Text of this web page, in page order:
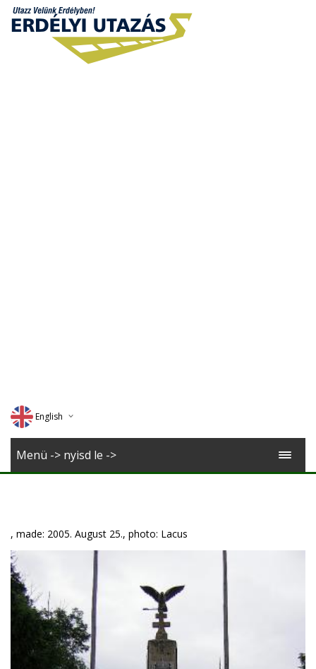
English
Deutsch
Menü -> nyisd le ->
, made: 2005. August 25., photo: Lacus